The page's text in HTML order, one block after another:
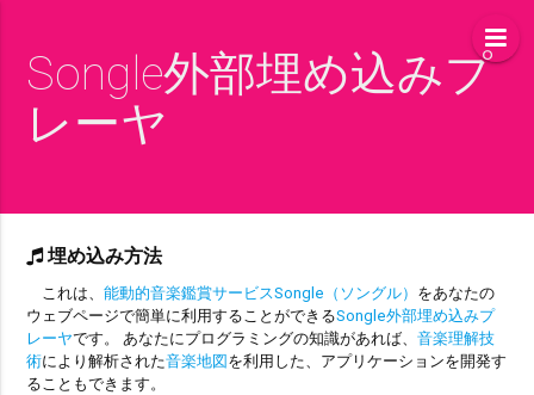
Songle外部埋め込みプ
レーヤ
埋め込み方法
これは、能動的音楽鑑賞サービスSongle（ソングル） をあなたの
ウェブページで簡単に利用することができるSongle外部埋め込みプ
レーヤです。 あなたにプログラミングの知識があれば、音楽理解技
術により解析された音楽地図を利用した、アプリケーションを開発す
ることもできます。